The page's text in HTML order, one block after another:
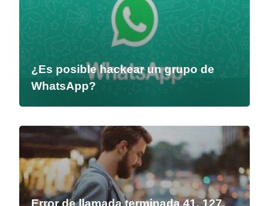
¿Es posible hackear un grupo de
WhatsApp?
Error de llamada terminada 41, 127,